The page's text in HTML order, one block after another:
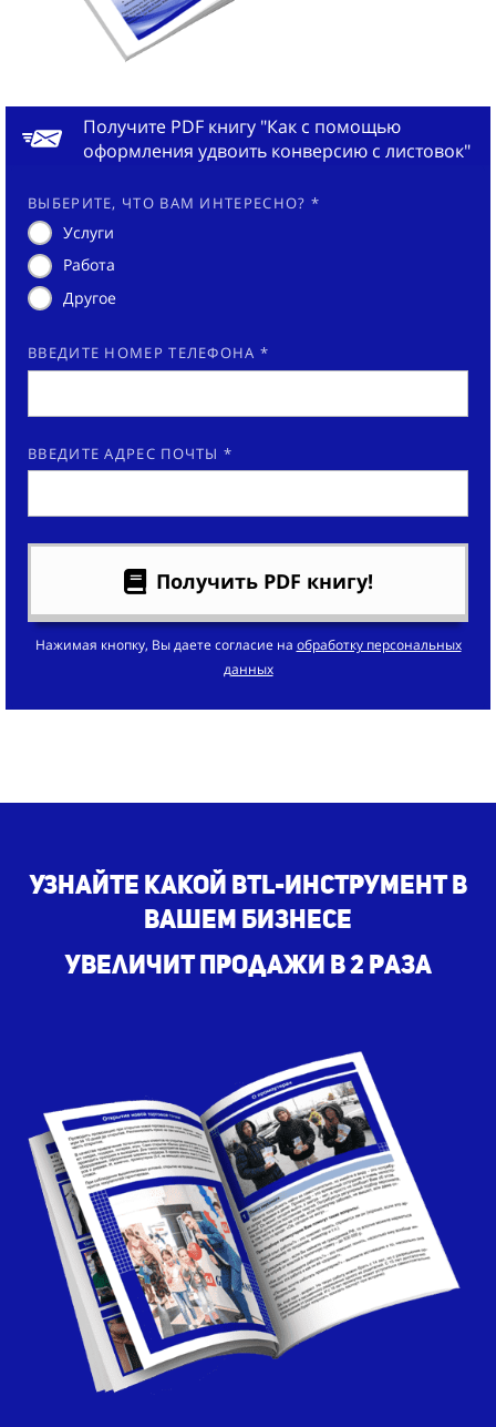
Получите PDF книгу "Как с помощью
оформления удвоить конверсию с листовок"
ВЫБЕРИТЕ, ЧТО ВАМ ИНТЕРЕСНО? *
Услуги
Работа
Другое
ВВЕДИТЕ НОМЕР ТЕЛЕФОНА *
ВВЕДИТЕ АДРЕС ПОЧТЫ *
Получить PDF книгу!
Нажимая кнопку, Вы даете согласие на обработку персональных
данных
Узнайте какой BTL-инструмент в
вашем бизнесе
увеличит продажи в 2 раза